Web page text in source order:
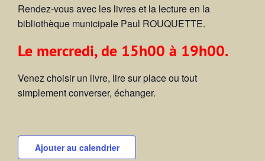
Rendez-vous avec les livres et la lecture en la
bibliothèque municipale Paul ROUQUETTE.
Le mercredi, de 15h00 à 19h00.
Venez choisir un livre, lire sur place ou tout
simplement converser, échanger.
Ajouter au calendrier